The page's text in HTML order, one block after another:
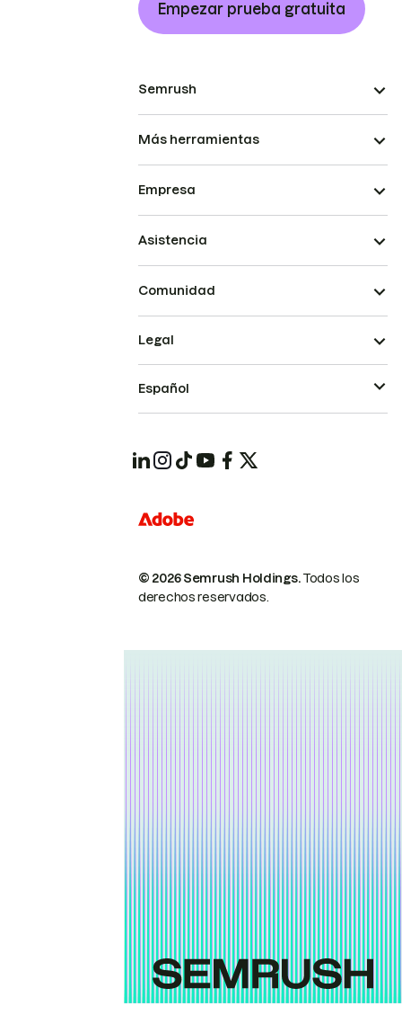
Empezar prueba gratuita
Semrush
Más herramientas
Empresa
Asistencia
Comunidad
© 2026 Semrush Holdings.Todos los
derechos reservados.
Legal
Español